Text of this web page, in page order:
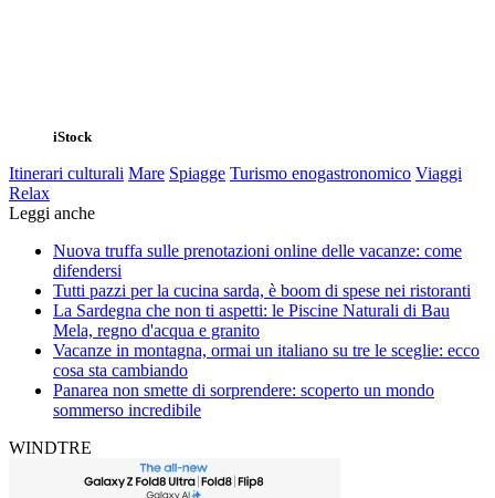
iStock
Itinerari culturali Mare Spiagge Turismo enogastronomico Viaggi
Relax
Leggi anche
Nuova truffa sulle prenotazioni online delle vacanze: come
difendersi
Tutti pazzi per la cucina sarda, è boom di spese nei ristoranti
La Sardegna che non ti aspetti: le Piscine Naturali di Bau
Mela, regno d'acqua e granito
Vacanze in montagna, ormai un italiano su tre le sceglie: ecco
cosa sta cambiando
Panarea non smette di sorprendere: scoperto un mondo
sommerso incredibile
WINDTRE